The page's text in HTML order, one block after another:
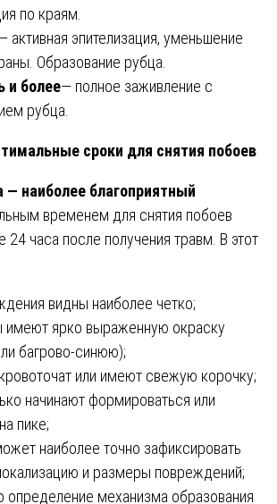
по краям.
активная эпителизация, уменьшение
Образование рубца.
и более— полное заживление с
рубца.
сроки для снятия побоев
— наиболее благоприятный
временем для снятия побоев
24 часа после получения травм. В этот
видны наиболее четко;
имеют ярко выраженную окраску
багрово-синюю);
или имеют свежую корочку;
начинают формироваться или
пике;
наиболее точно зафиксировать
и размеры повреждений;
определение механизма образования